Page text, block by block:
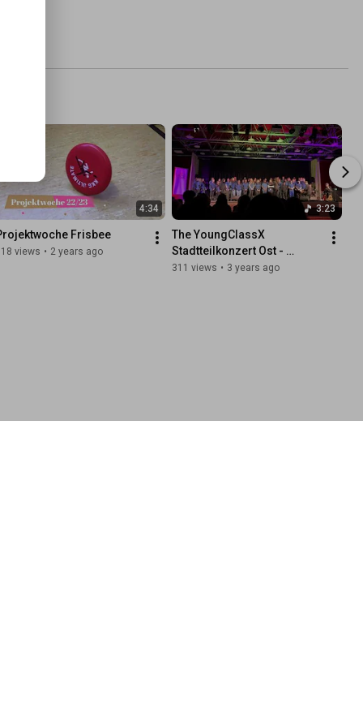
4:34
Frisbee
views • 2 years ago
3:23
The YoungClassX
Stadtteilkonzert Ost -
Mittelstufenchor - Price Tag
311 views • 3 years ago